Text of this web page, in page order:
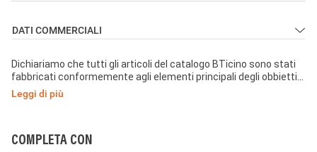
DATI COMMERCIALI
Dichiariamo che tutti gli articoli del catalogo BTicino sono stati
fabbricati conformemente agli elementi principali degli obbiettivi
di sicurezza della Direttiva Europea Bassa Tensione:
2014/35/UE: 26 Febbraio 2014 e dove richiesto, anche
2014/30/UE: 26 Febbraio 2014, e/o dove richiesto anche
Leggi di più
COMPLETA CON